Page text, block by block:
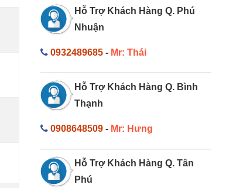
Hỗ Trợ Khách Hàng Q. Phú
Nhuận
0932489685- Mr: Thái
Hỗ Trợ Khách Hàng Q. Bình
Thạnh
0908648509- Mr: Hưng
Hỗ Trợ Khách Hàng Q. Tân
Phú